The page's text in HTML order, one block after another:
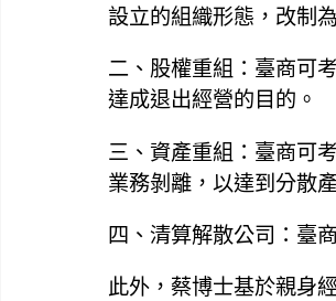
設立的組織形態，改制
二、股權重組：臺商可
達成退出經營的目的。
三、資產重組：臺商可
業務剝離，以達到分散
四、清算解散公司：臺
此外，蔡博士基於親身